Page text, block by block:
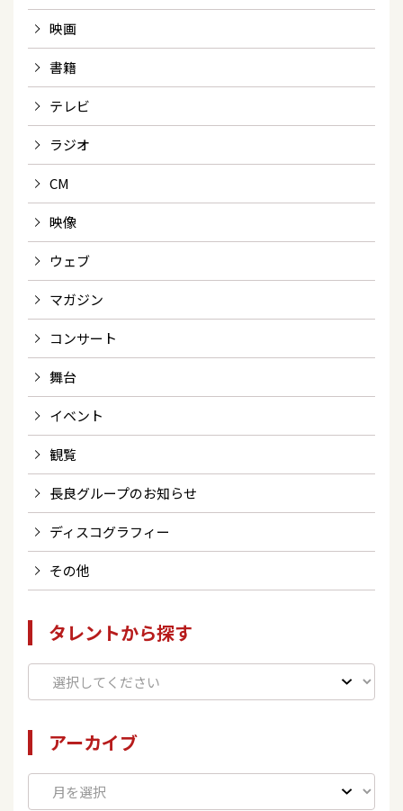
映画
書籍
テレビ
ラジオ
CM
映像
ウェブ
マガジン
コンサート
舞台
イベント
観覧
長良グループのお知らせ
ディスコグラフィー
その他
タレントから探す
アーカイブ